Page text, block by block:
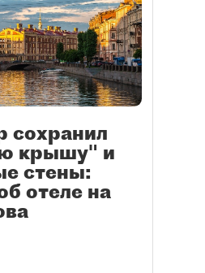
сохранил
крышу" и
стены:
отеле на